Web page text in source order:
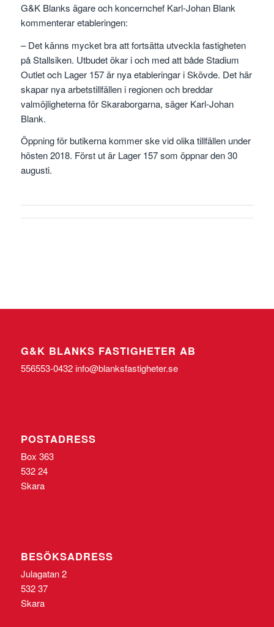
G&K Blanks ägare och koncernchef Karl-Johan Blank
kommenterar etableringen:
– Det känns mycket bra att fortsätta utveckla fastigheten
på Stallsiken. Utbudet ökar i och med att både Stadium
Outlet och Lager 157 är nya etableringar i Skövde. Det här
skapar nya arbetstillfällen i regionen och breddar
valmöjligheterna för Skaraborgarna, säger Karl-Johan
Blank.
Öppning för butikerna kommer ske vid olika tillfällen under
hösten 2018. Först ut är Lager 157 som öppnar den 30
augusti.
G&K BLANKS FASTIGHETER AB
556553-0432 info@blanksfastigheter.se
POSTADRESS
Box 363
532 24
Skara
BESÖKSADRESS
Julagatan 2
532 37
Skara